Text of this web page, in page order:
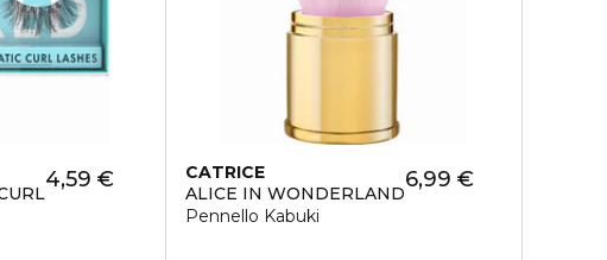
4,59 €
CATRICE
ALICE IN WONDERLAND
Pennello Kabuki
6,99 €